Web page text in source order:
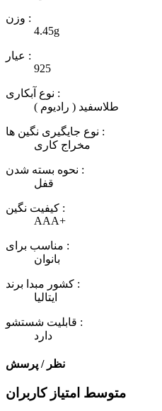
وزن :
4.45g
عیار :
925
نوع آبکاری :
طلاسفید ( رادیوم )
نوع جایگیری نگین ها :
مخراج کاری
نحوه بسته شدن :
قفل
کیفیت نگین :
AAA+
مناسب برای :
بانوان
کشور مبدا برند :
ایتالیا
قابلیت شستشو :
دارد
نظر / پرسش
متوسط امتیاز کاربران